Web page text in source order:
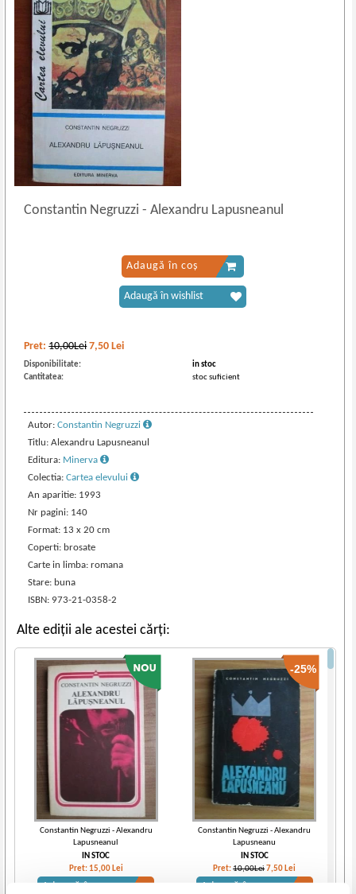
Constantin Negruzzi- Alexandru Lapusneanul
Pret:10,00Lei 7,50 Lei
Disponibilitate:
in stoc
Cantitatea:
stoc suficient
Autor:Constantin Negruzzi
Titlu: Alexandru Lapusneanul
Editura: Minerva
Colectia:Cartea elevului
An aparitie: 1993
Nr pagini: 140
Format: 13 x 20 cm
Coperti: brosate
Carte in limba: romana
Stare: buna
ISBN: 973-21-0358-2
Adaugă în coș
Adaugă în wishlist
Alte ediții ale acestei cărți:
Constantin Negruzzi - Alexandru
Lapusneanul
IN STOC
Pret: 15,00 Lei
Adaugă în coș
-25%
Constantin Negruzzi - Alexandru
Lapusneanu
IN STOC
Pret:10,00Lei 7,50 Lei
Adaugă în coș